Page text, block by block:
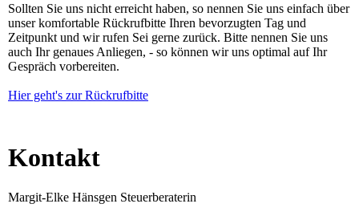
Sollten Sie uns nicht erreicht haben, so nennen Sie uns einfach über
unser komfortable Rückrufbitte Ihren bevorzugten Tag und
Zeitpunkt und wir rufen Sei gerne zurück. Bitte nennen Sie uns
auch Ihr genaues Anliegen, - so können wir uns optimal auf Ihr
Gespräch vorbereiten.
Hier geht's zur Rückrufbitte
Kontakt
Margit-Elke Hänsgen Steuerberaterin